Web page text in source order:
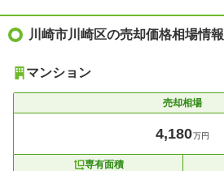
川崎市川崎区の売却価格相場情報
マンション
売却相場
4,180万円
専有面積